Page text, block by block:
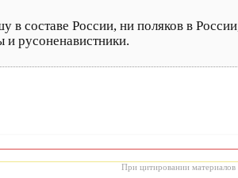
в составе России, ни поляков в
и русоненавистники.
При цитировании материалов